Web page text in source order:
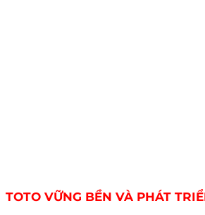
TOTO VỮNG BỀN VÀ PHÁT